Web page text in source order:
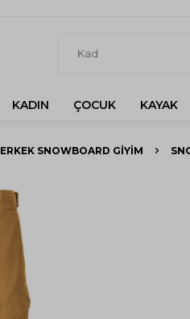
KADIN ÇOCUK KAYAK
ERKEK SNOWBOARD GIYIM